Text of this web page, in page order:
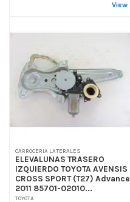
View
CARROCERIA LATERALES
ELEVALUNAS TRASERO
IZQUIERDO TOYOTA AVENSIS
CROSS SPORT (T27) Advance
2011 85701-02010...
TOYOTA